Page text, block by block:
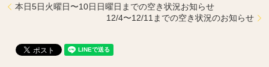
本日5日火曜日〜10日日曜日までの空き状況お知らせ
12/4〜12/11までの空き状況のお知らせ